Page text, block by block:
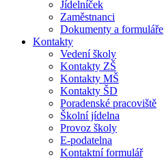
Jídelníček
Zaměstnanci
Dokumenty a formuláře
Kontakty
Vedení školy
Kontakty ZŠ
Kontakty MŠ
Kontakty ŠD
Poradenské pracoviště
Školní jídelna
Provoz školy
E-podatelna
Kontaktní formulář